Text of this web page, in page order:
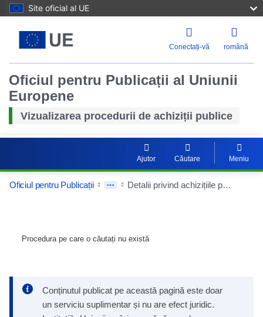
Site oficial al UE
Conectați-vă română
Oficiul pentru Publicații al Uniunii
Europene
Vizualizarea procedurii de achiziții publice
Ajutor Căutare Meniu
Oficiul pentru Publicații Detalii privind achizițiile publice
Procedura pe care o căutați nu există
Conținutul publicat pe această pagină este doar
un serviciu suplimentar și nu are efect juridic.